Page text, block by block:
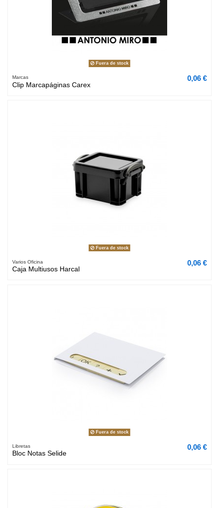
Fuera de stock
Marcas
Clip Marcapáginas Carex
0,06 €
Fuera de stock
Varios Oficina
Caja Multiusos Harcal
0,06 €
Fuera de stock
Libretas
Bloc Notas Selide
0,06 €